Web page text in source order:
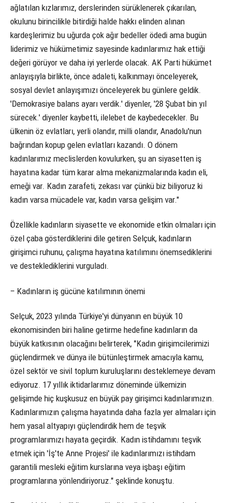
ağlatılan kızlarımız, derslerinden sürüklenerek çıkarılan,
okulunu birincilikle bitirdiği halde hakkı elinden alınan
kardeşlerimiz bu uğurda çok ağır bedeller ödedi ama bugün
liderimiz ve hükümetimiz sayesinde kadınlarımız hak ettiği
değeri görüyor ve daha iyi yerlerde olacak. AK Parti hükümet
anlayışıyla birlikte, önce adaleti, kalkınmayı önceleyerek,
sosyal devlet anlayışımızı önceleyerek bu günlere geldik.
'Demokrasiye balans ayarı verdik.' diyenler, '28 Şubat bin yıl
sürecek.' diyenler kaybetti, ilelebet de kaybedecekler. Bu
ülkenin öz evlatları, yerli olandır, milli olandır, Anadolu'nun
bağrından kopup gelen evlatları kazandı. O dönem
kadınlarımız meclislerden kovulurken, şu an siyasetten iş
hayatına kadar tüm karar alma mekanizmalarında kadın eli,
emeği var. Kadın zarafeti, zekası var çünkü biz biliyoruz ki
kadın varsa mücadele var, kadın varsa gelişim var."
Özellikle kadınların siyasette ve ekonomide etkin olmaları için
özel çaba gösterdiklerini dile getiren Selçuk, kadınların
girişimci ruhunu, çalışma hayatına katılımını önemsediklerini
ve desteklediklerini vurguladı.
– Kadınların iş gücüne katılımının önemi
Selçuk, 2023 yılında Türkiye'yi dünyanın en büyük 10
ekonomisinden biri haline getirme hedefine kadınların da
büyük katkısının olacağını belirterek, "Kadın girişimcilerimizi
güçlendirmek ve dünya ile bütünleştirmek amacıyla kamu,
özel sektör ve sivil toplum kuruluşlarını desteklemeye devam
ediyoruz. 17 yıllık iktidarlarımız döneminde ülkemizin
gelişimde hiç kuşkusuz en büyük pay girişimci kadınlarımızın.
Kadınlarımızın çalışma hayatında daha fazla yer almaları için
hem yasal altyapıyı güçlendirdik hem de teşvik
programlarımızı hayata geçirdik. Kadın istihdamını teşvik
etmek için 'İş'te Anne Projesi' ile kadınlarımızı istihdam
garantili mesleki eğitim kurslarına veya işbaşı eğitim
programlarına yönlendiriyoruz." şeklinde konuştu.